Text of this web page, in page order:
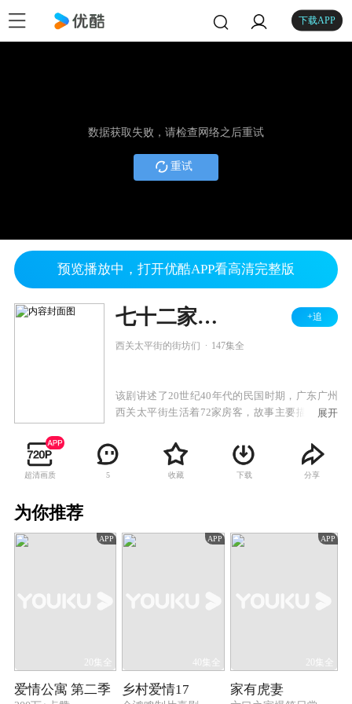
下载APP
数据获取失败，请检查网络之后重试
重试
预览播放中，打开优酷APP看高清完整版
七十二家房客 第八部 +追
西关太平街的街坊们 147集全
该剧讲述了20世纪40年代的民国时期，广东广州
西关太平街生活着72家房客，故事主要描述房东
展开
超清画质 5 收藏 下载 分享
为你推荐
APP
20集全
爱情公寓 第二季
APP
40集全
乡村爱情17
APP
20集全
家有虎妻